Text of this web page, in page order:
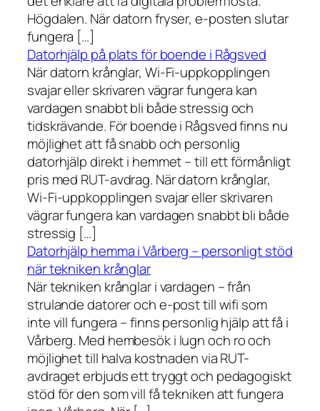
Högdalen. När datorn fryser, e-posten slutar
fungera […]
Datorhjälp på plats för boende i Rågsved
När datorn krånglar, Wi-Fi-uppkopplingen
svajar eller skrivaren vägrar fungera kan
vardagen snabbt bli både stressig och
tidskrävande. För boende i Rågsved finns nu
möjlighet att få snabb och personlig
datorhjälp direkt i hemmet – till ett förmånligt
pris med RUT-avdrag. När datorn krånglar,
Wi-Fi-uppkopplingen svajar eller skrivaren
vägrar fungera kan vardagen snabbt bli både
stressig […]
Datorhjälp hemma i Vårberg – personligt stöd
när tekniken krånglar
När tekniken krånglar i vardagen – från
strulande datorer och e-post till wifi som
inte vill fungera – finns personlig hjälp att få i
Vårberg. Med hembesök i lugn och ro och
möjlighet till halva kostnaden via RUT-
avdraget erbjuds ett tryggt och pedagogiskt
stöd för den som vill få tekniken att fungera